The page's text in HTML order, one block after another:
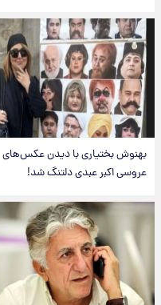
بهنوش بختیاری با دیدن عکس‌های
عروسی اکبر عبدی دلتنگ شد!